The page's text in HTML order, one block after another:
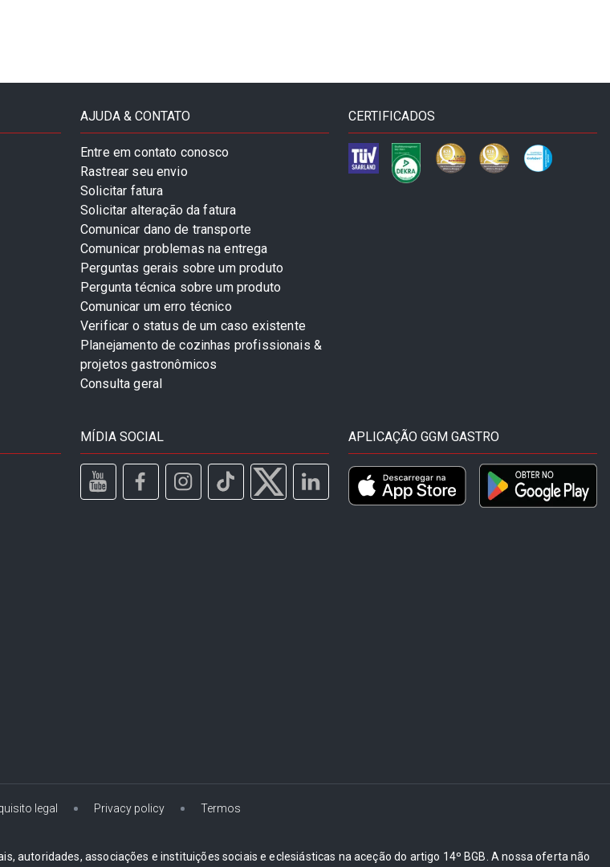
AJUDA & CONTATO
Entre em contato conosco
Rastrear seu envio
Solicitar fatura
Solicitar alteração da fatura
Comunicar dano de transporte
Comunicar problemas na entrega
Perguntas gerais sobre um produto
Pergunta técnica sobre um produto
Comunicar um erro técnico
Verificar o status de um caso existente
Planejamento de cozinhas profissionais &
projetos gastronômicos
Consulta geral
CERTIFICADOS
MÍDIA SOCIAL APLICAÇÃO GGM GASTRO
legal Privacy policy Termos
autoridades, associações e instituições sociais e eclesiásticas na aceção do artigo 14º BGB. A nossa oferta não